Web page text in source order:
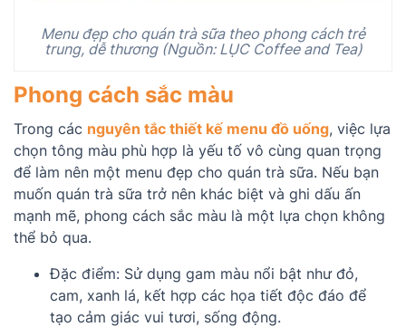
Menu đẹp cho quán trà sữa theo phong cách trẻ
trung, dễ thương (Nguồn: LỤC Coffee and Tea)
Phong cách sắc màu
Trong các nguyên tắc thiết kế menu đồ uống, việc lựa
chọn tông màu phù hợp là yếu tố vô cùng quan trọng
để làm nên một menu đẹp cho quán trà sữa. Nếu bạn
muốn quán trà sữa trở nên khác biệt và ghi dấu ấn
mạnh mẽ, phong cách sắc màu là một lựa chọn không
thể bỏ qua.
Đặc điểm: Sử dụng gam màu nổi bật như đỏ,
cam, xanh lá, kết hợp các họa tiết độc đáo để
tạo cảm giác vui tươi, sống động.